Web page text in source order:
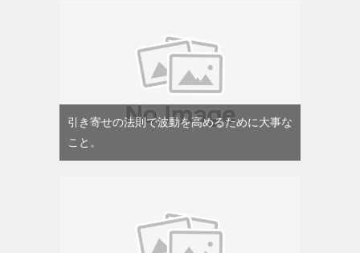
引き寄せの法則で波動を高めるために大事な
こと。